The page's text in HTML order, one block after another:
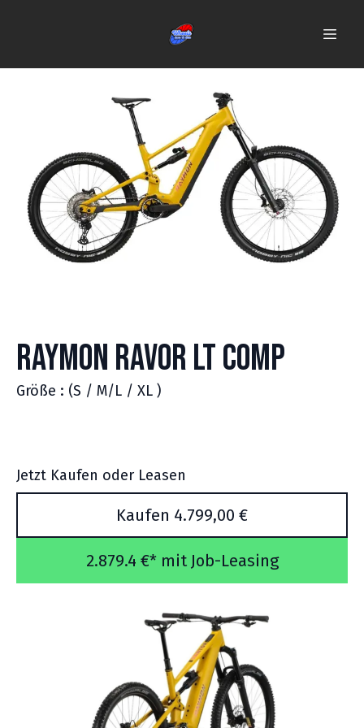
Raymon RAVOR LT COMP
Größe : (S / M/L / XL )
Jetzt Kaufen oder Leasen
Kaufen 4.799,00 €
2.879.4 €* mit Job-Leasing